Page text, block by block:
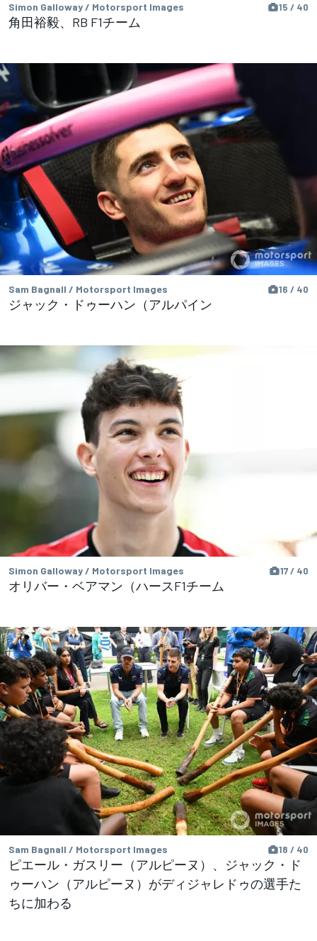
Simon Galloway / Motorsport Images 15 / 40
角田裕毅、RB F1チーム
Sam Bagnall / Motorsport Images 16 / 40
ジャック・ドゥーハン（アルパイン
Simon Galloway / Motorsport Images 17 / 40
オリバー・ベアマン（ハースF1チーム
Sam Bagnall / Motorsport Images 18 / 40
ピエール・ガスリー（アルピーヌ）、ジャック・ド
ゥーハン（アルピーヌ）がディジャレドゥの選手た
ちに加わる